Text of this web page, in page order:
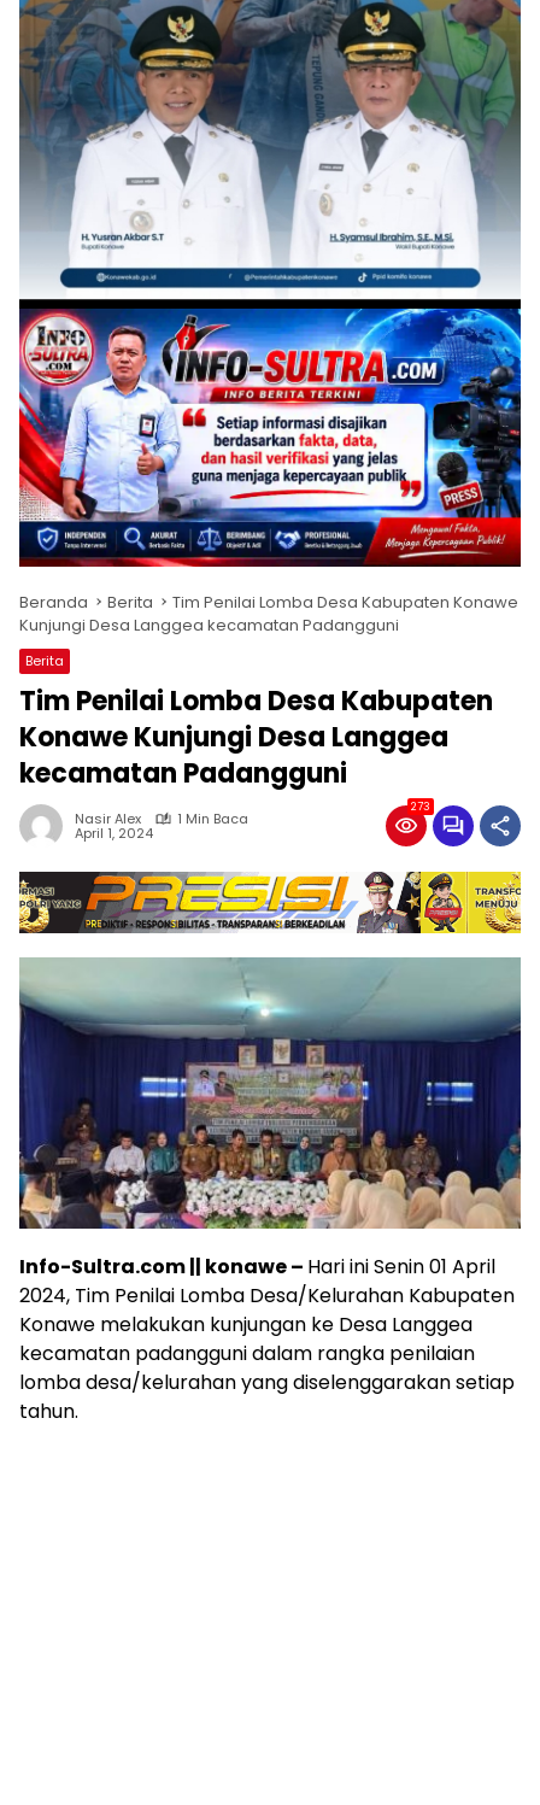
Beranda Berita
Tim Penilai Lomba Desa Kabupaten Konawe
Kunjungi Desa Langgea kecamatan Padangguni
Berita
Tim Penilai Lomba Desa Kabupaten
Konawe Kunjungi Desa Langgea
kecamatan Padangguni
Nasir Alex 1 Min Baca
April 1, 2024
273
Info-Sultra.com || konawe – Hari ini Senin 01 April
2024, Tim Penilai Lomba Desa/Kelurahan Kabupaten
Konawe melakukan kunjungan ke Desa Langgea
kecamatan padangguni dalam rangka penilaian
lomba desa/kelurahan yang diselenggarakan setiap
tahun.